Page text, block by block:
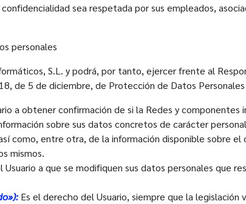
sea respetada por sus empleados,
personales
S.L. y podrá, por tanto, ejercer frente al
de 5 de diciembre, de Protección de Datos
a obtener confirmación de si la Redes y
sobre sus datos concretos de carácter
como, entre otra, de la información disponible sobre
mismos.
a que se modifiquen sus datos personales que
Es el derecho del Usuario, siempre que la